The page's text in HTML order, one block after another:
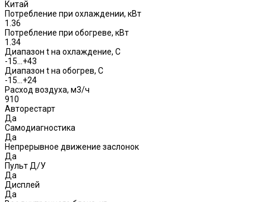
Китай
Потребление при охлаждении, кВт
1.36
Потребление при обогреве, кВт
1.34
Диапазон t на охлаждение, С
-15…+43
Диапазон t на обогрев, С
-15…+24
Расход воздуха, м3/ч
910
Авторестарт
Да
Самодиагностика
Да
Непрерывное движение заслонок
Да
Пульт Д/У
Да
Дисплей
Да